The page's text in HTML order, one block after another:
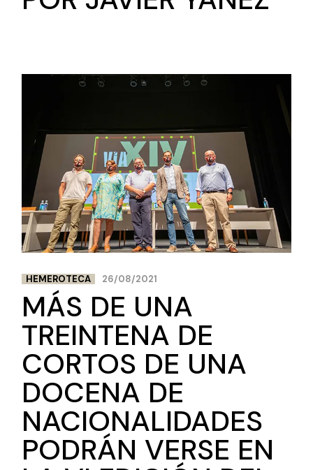
HEMEROTECA 26/08/2021
MÁS DE UNA
TREINTENA DE
CORTOS DE UNA
DOCENA DE
NACIONALIDADES
PODRÁN VERSE EN